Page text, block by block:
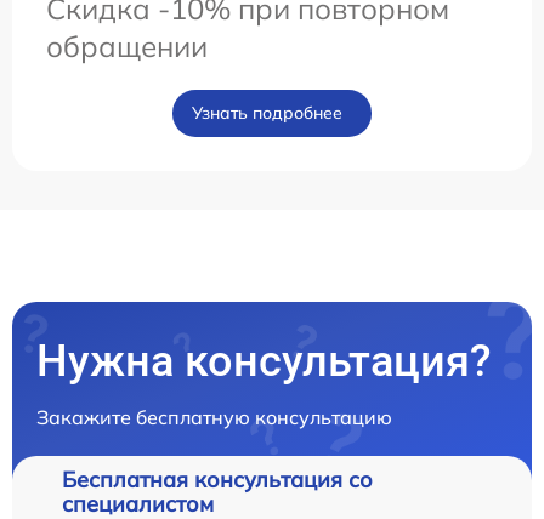
Скидка -10% при повторном
обращении
Узнать подробнее
Нужна консультация?
Закажите бесплатную консультацию
Бесплатная консультация со
специалистом